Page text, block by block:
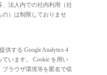
法人内での社内利用（社
）は制限しておりませ
供する Google Analytics 4
います。 Cookie を用い
ラウザ環境等を匿名で収